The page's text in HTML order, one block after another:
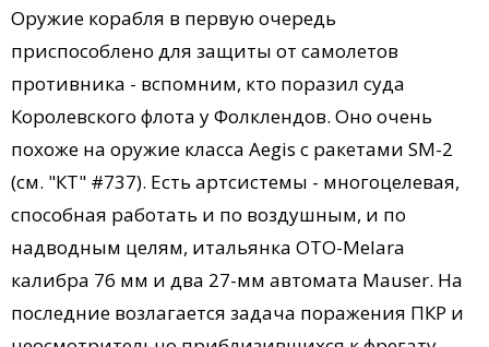
Оружие корабля в первую очередь
приспособлено для защиты от самолетов
противника - вспомним, кто пора­зил суда
Королевского флота у Фолклендов. Оно очень
похоже на оружие класса Aegis с ракетами SM-2
(см. "КТ" #737). Есть артсистемы - многоцелевая,
способная работать и по воздушным, и по
надводным целям, итальянка OTO-Melara
калибра 76 мм и два 27-мм автомата Mauser. На
последние возлагается задача поражения ПКР и